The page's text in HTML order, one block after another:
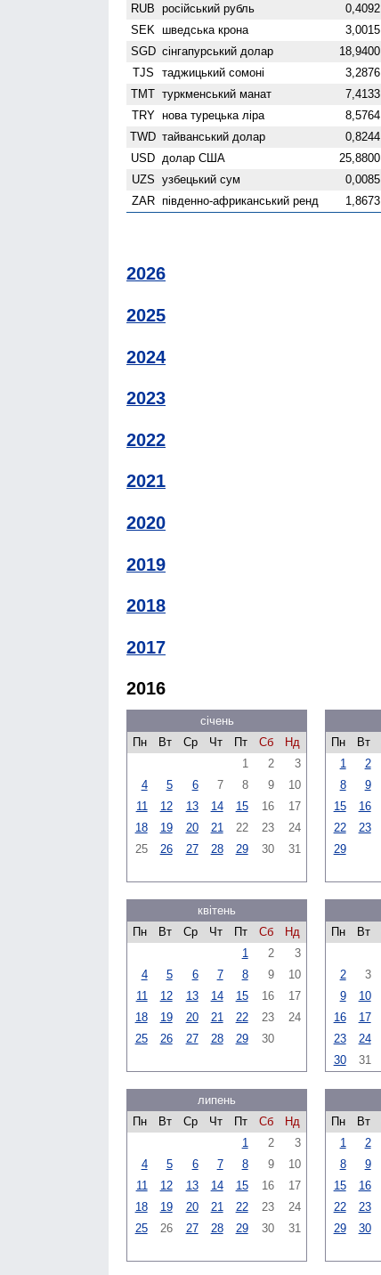
RUB
російський рубль 0,4092
SEK шведська крона 3,0015
SGD сінгапурський долар 18,9400
TJS
таджицький сомоні 3,2876
TMT туркменський манат 7,4133
TRY нова турецька ліра 8,5764
TWD тайванський долар 0,8244
USD долар США 25,8800
UZS узбецький сум 0,0085
ZAR південно-африканський ренд 1,8673
2026
2025
2024
2023
2022
2021
2020
2019
2018
2017
2016
січень
Пн
Вт Ср Чт Пт Сб
Нд
1
2
3
4
5 6 7 8 9
10
11
12 13 14 15 16
17
18
19 20 21 22 23
24
25
26 27 28 29 30 31
Пн
Вт
1
2
8
9
15
16
22
23
29
квітень
Пн
Вт Ср Чт Пт Сб
Нд
1
2
3
4
5 6 7 8 9
10
11
12 13 14 15 16
17
18
19 20 21 22 23
24
25
26 27 28 29 30
Пн
Вт
2
3
9
10
16
17
23
24
30
31
липень
Пн
Вт Ср Чт Пт Сб
Нд
1
2
3
4
5 6 7 8 9
10
11
12 13 14 15 16
17
18
19 20 21 22 23
24
25
26 27 28 29 30 31
Пн
Вт
1
2
8
9
15
16
22
23
29
30